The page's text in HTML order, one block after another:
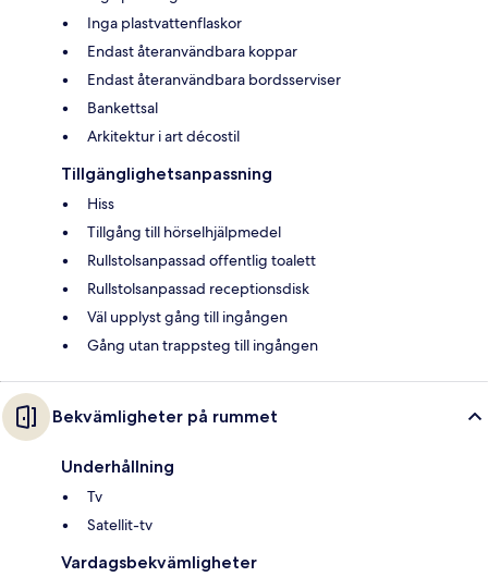
Inga plastvattenflaskor
Endast återanvändbara koppar
Endast återanvändbara bordsserviser
Bankettsal
Arkitektur i art décostil
Tillgänglighetsanpassning
Hiss
Tillgång till hörselhjälpmedel
Rullstolsanpassad offentlig toalett
Rullstolsanpassad receptionsdisk
Väl upplyst gång till ingången
Gång utan trappsteg till ingången
Bekvämligheter på rummet
Underhållning
Tv
Satellit-tv
Vardagsbekvämligheter